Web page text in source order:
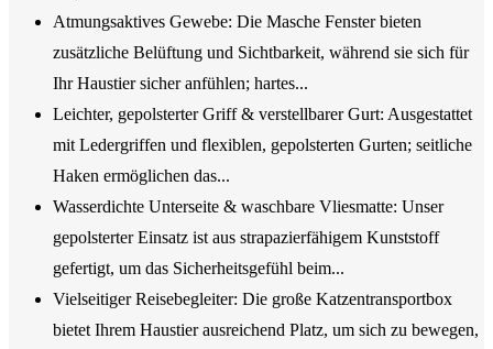
Atmungsaktives Gewebe: Die Masche Fenster bieten
zusätzliche Belüftung und Sichtbarkeit, während sie sich für
Ihr Haustier sicher anfühlen; hartes...
Leichter, gepolsterter Griff & verstellbarer Gurt: Ausgestattet
mit Ledergriffen und flexiblen, gepolsterten Gurten; seitliche
Haken ermöglichen das...
Wasserdichte Unterseite & waschbare Vliesmatte: Unser
gepolsterter Einsatz ist aus strapazierfähigem Kunststoff
gefertigt, um das Sicherheitsgefühl beim...
Vielseitiger Reisebegleiter: Die große Katzentransportbox
bietet Ihrem Haustier ausreichend Platz, um sich zu bewegen,